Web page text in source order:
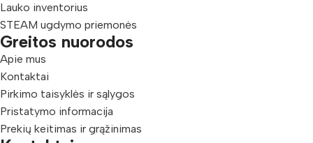
Lauko inventorius
STEAM ugdymo priemonės
Greitos nuorodos
Apie mus
Kontaktai
Pirkimo taisyklės ir sąlygos
Pristatymo informacija
Prekių keitimas ir grąžinimas